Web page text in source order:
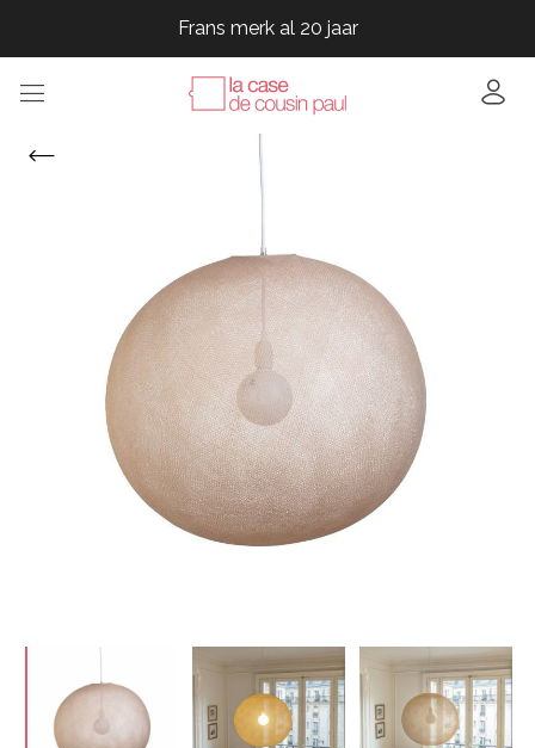
Frans merk al 20 jaar
Frans merk al 20 jaar
Frans merk al 20 jaar